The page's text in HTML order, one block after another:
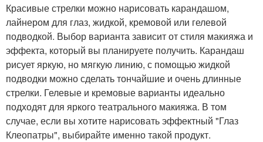
Красивые стрелки можно нарисовать карандашом,
лайнером для глаз, жидкой, кремовой или гелевой
подводкой. Выбор варианта зависит от стиля макияжа и
эффекта, который вы планируете получить. Карандаш
рисует яркую, но мягкую линию, с помощью жидкой
подводки можно сделать тончайшие и очень длинные
стрелки. Гелевые и кремовые варианты идеально
подходят для яркого театрального макияжа. В том
случае, если вы хотите нарисовать эффектный "Глаз
Клеопатры", выбирайте именно такой продукт.